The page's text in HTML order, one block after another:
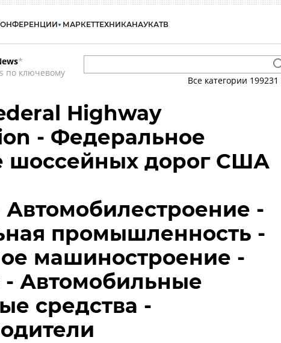
МАРКЕТТЕХНИКАНАУКАТВ
*
по ключевому
Все категории 199231
Highway
- Федеральное
шоссейных дорог США
Автомобилестроение -
промышленность -
машиностроение -
- Автомобильные
средства -